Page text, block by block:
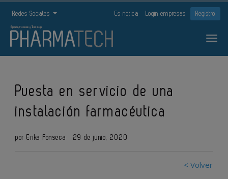
Redes Sociales Es noticia Login empresas Registro
Puesta en servicio de una
instalación farmacéutica
por Erika Fonseca 29 de junio, 2020
< Volver